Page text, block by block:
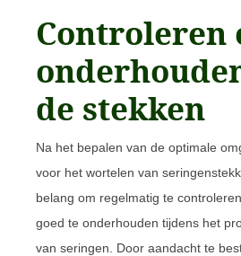
Controleren
de stekken
Na het bepalen van de optimale
voor het wortelen van
belang om regelmatig te
goed te onderhouden tijdens het
van seringen. Door aandacht te